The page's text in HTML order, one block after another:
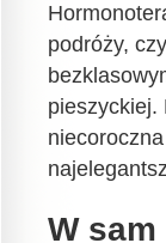
podróży,
pieszyckiej.
W